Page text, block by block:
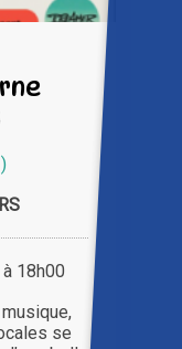
18h00
se